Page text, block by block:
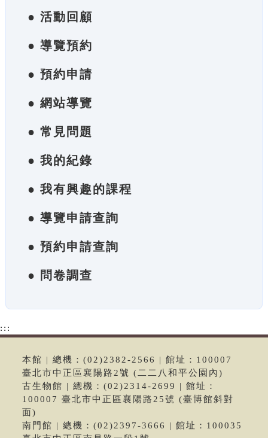
● 活動回顧
● 導覽預約
● 預約申請
● 網站導覽
● 常見問題
● 我的紀錄
● 我有興趣的課程
● 導覽申請查詢
● 預約申請查詢
● 問卷調查
:::
本館 | 總機：(02)2382-2566 | 館址：100007
臺北市中正區襄陽路2號 (二二八和平公園內)
古生物館 | 總機：(02)2314-2699 | 館址：
100007 臺北市中正區襄陽路25號 (臺博館斜對
面)
南門館 | 總機：(02)2397-3666 | 館址：100035